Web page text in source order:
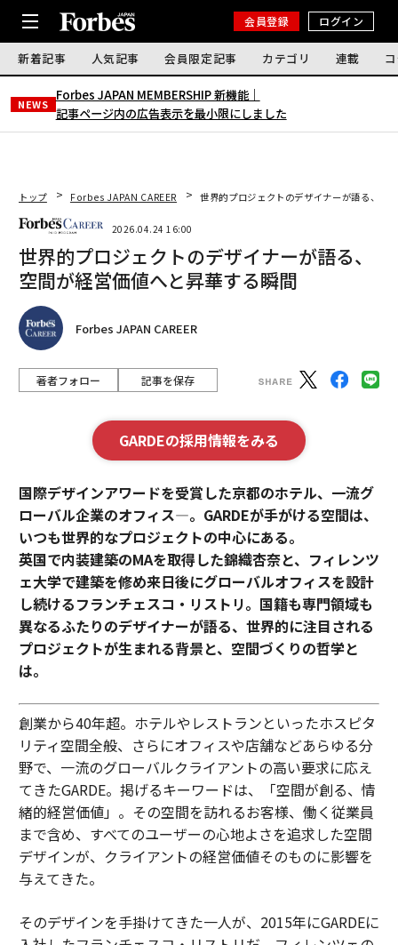
会員登録 ログイン
新着記事 人気記事 会員限定記事 カテゴリ 連載
NEWS
Forbes JAPAN MEMBERSHIP 新機能｜
記事ページ内の広告表示を最小限にしました
トップ Forbes JAPAN CAREER 世界的プロジェクトのデザイナーが語る、空
2026.04.24 16:00
世界的プロジェクトのデザイナーが語る、
空間が経営価値へと昇華する瞬間
Forbes JAPAN CAREER
著者フォロー 記事を保存
GARDEの採用情報をみる
国際デザインアワードを受賞した京都のホテル、一流グ
ローバル企業のオフィス—。GARDEが手がける空間は、
いつも世界的なプロジェクトの中心にある。
英国で内装建築のMAを取得した錦織杏奈と、フィレンツ
ェ大学で建築を修め来日後にグローバルオフィスを設計
し続けるフランチェスコ・リストリ。国籍も専門領域も
異なるふたりのデザイナーが語る、世界的に注目される
プロジェクトが生まれる背景と、空間づくりの哲学と
は。
創業から40年超。ホテルやレストランといったホスピタ
リティ空間全般、さらにオフィスや店舗などあらゆる分
野で、一流のグローバルクライアントの高い要求に応え
てきたGARDE。掲げるキーワードは、「空間が創る、情
緒的経営価値」。その空間を訪れるお客様、働く従業員
まで含め、すべてのユーザーの心地よさを追求した空間
デザインが、クライアントの経営価値そのものに影響を
与えてきた。
そのデザインを手掛けてきた一人が、2015年にGARDEに